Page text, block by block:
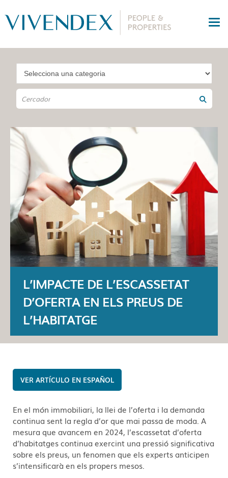
L’IMPACTE DE L’ESCASSETAT
D’OFERTA EN ELS PREUS DE
L’HABITATGE
ESPAÑOL
En el món immobiliari, la llei de l’oferta i la demanda
continua sent la regla d’or que mai passa de moda. A
mesura que avancem en 2024, l’escassetat d’oferta
d’habitatges continua exercint una pressió significativa
sobre els preus, un fenomen que els experts anticipen
s’intensificarà en els propers mesos.